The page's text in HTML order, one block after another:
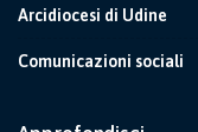
Arcidiocesi di Udine
Comunicazioni sociali